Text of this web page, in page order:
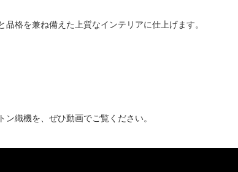
格を兼ね備えた上質なインテリアに仕上げます。
織機を、ぜひ動画でご覧ください。